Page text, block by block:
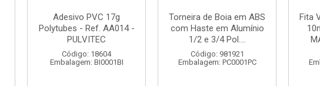
Adesivo PVC 17g
Polytubes - Ref. AA014 -
PULVITEC
Código: 18604
Embalagem: BI0001BI
Torneira de Boia em ABS
com Haste em Alumínio
1/2 e 3/4 Pol....
Código: 981921
Embalagem: PC0001PC
Fita